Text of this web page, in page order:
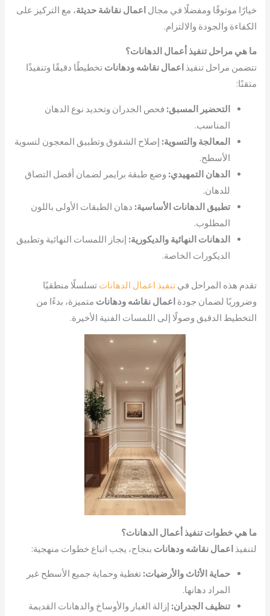
خيارًا موثوقًا ومفضلًا في مجالاعمال نقاشة حديثة، مع التركيز على
الكفاءة والجودة والالتزام.
ما هي مراحل تنفيذ أعمال الدهانات؟
تتضمن مراحل تنفيذ اعمال نقاشه ودهانات تخطيطًا دقيقًا وتنفيذًا
متقنًا:
التحضير المسبق: فحص الجدران وتحديد نوع الدهان
المناسب.
المعالجة والتسوية: إصلاح الشقوق وتطبيق المعجون لتسوية
الأسطح.
الدهان التمهيدي: وضع طبقة برايمر لضمان أفضل التصاق
للدهان.
تطبيق الدهانات الأساسية: دهان الطبقات الأولى باللون
المطلوب.
الدهانات النهائية والديكورية: إنجاز اللمسات النهائية وتطبيق
الديكورات الخاصة.
تقدم هذه المراحل فيتنفيذ اعمال الدهانات تسلسلًا منطقيًا
وضروريًا لضمان جودةاعمال نقاشه ودهانات متميزة، بدءًا من
التخطيط الدقيق وصولًا إلى اللمسات الفنية الأخيرة.
ما هي خطوات تنفيذ أعمال الدهانات؟
لتنفيذاعمال نقاشه ودهانات بنجاح، يجب اتباع خطوات منهجية:
حماية الأثاث والأرضيات: تغطية وحماية جميع الأسطح غير
المراد دهانها.
تنظيف الجدران: إزالة الغبار والأوساخ والدهانات القديمة